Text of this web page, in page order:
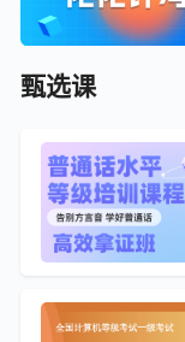
甄选课